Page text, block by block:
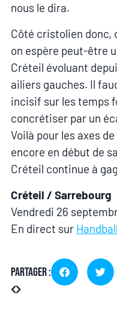
nous le dira.
Côté cristolien donc,
on espère peut-être
Créteil évoluant
ailiers gauches. Il
incisif sur les temps
concrétiser par un
Voilà pour les axes
encore en début de
Créteil continue à
Créteil / Sarrebourg
Vendredi 26
En direct sur
Partager :